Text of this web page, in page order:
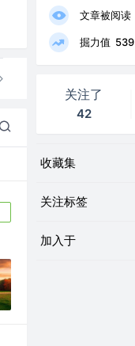
文章被阅读
掘力值 539
关注了
42
收藏集
关注标签
加入于